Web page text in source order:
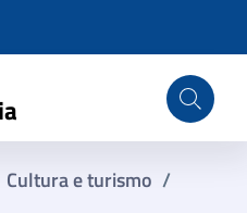
Campania
Cultura e turismo /